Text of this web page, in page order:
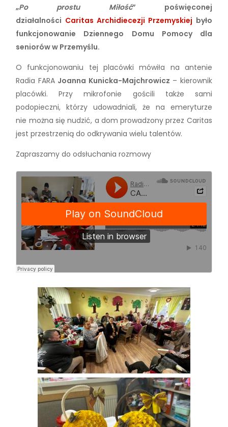
„Po prostu Miłość” poświęconej
działalności Caritas Archidiecezji Przemyskiej było
funkcjonowanie Dziennego Domu Pomocy dla
seniorów w Przemyślu.
O funkcjonowaniu tej placówki mówiła na antenie
Radia FARA Joanna Kunicka-Majchrowicz – kierownik
placówki. Przy mikrofonie gościli także sami
podopieczni, którzy udowadniali, że na emeryturze
nie można się nudzić, a dom prowadzony przez Caritas
jest przestrzenią do odkrywania wielu talentów.
Zapraszamy do odsłuchania rozmowy